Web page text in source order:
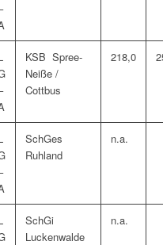
KSB Spree-
Neiße /
Cottbus
218,0
SchGes
Ruhland
n.a.
SchGi
Luckenwalde
n.a.